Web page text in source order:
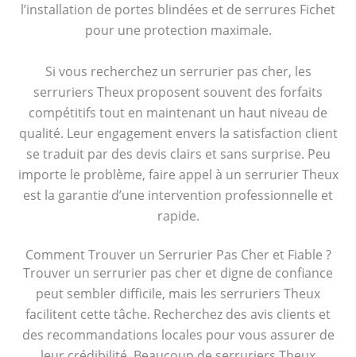
l’installation de portes blindées et de serrures Fichet
pour une protection maximale.
Si vous recherchez un serrurier pas cher, les
serruriers Theux proposent souvent des forfaits
compétitifs tout en maintenant un haut niveau de
qualité. Leur engagement envers la satisfaction client
se traduit par des devis clairs et sans surprise. Peu
importe le problème, faire appel à un serrurier Theux
est la garantie d’une intervention professionnelle et
rapide.
Comment Trouver un Serrurier Pas Cher et Fiable ?
Trouver un serrurier pas cher et digne de confiance
peut sembler difficile, mais les serruriers Theux
facilitent cette tâche. Recherchez des avis clients et
des recommandations locales pour vous assurer de